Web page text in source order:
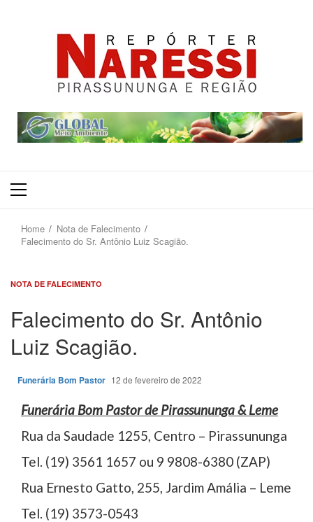
Primary
Home
Nota de Falecimento
Falecimento do Sr. Antônio Luiz Scagião.
NOTA DE FALECIMENTO
Falecimento do Sr. Antônio
Luiz Scagião.
Funerária Bom Pastor 12 de fevereiro de 2022
Funerária Bom Pastor de Pirassununga & Leme
Rua da Saudade 1255, Centro – Pirassununga
Tel. (19) 3561 1657 ou 9 9808-6380 (ZAP)
Rua Ernesto Gatto, 255, Jardim Amália – Leme
Tel. (19) 3573-0543